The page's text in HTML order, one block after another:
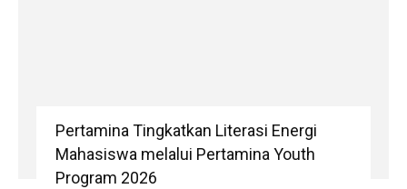
Pertamina Tingkatkan Literasi Energi
Mahasiswa melalui Pertamina Youth
Program 2026